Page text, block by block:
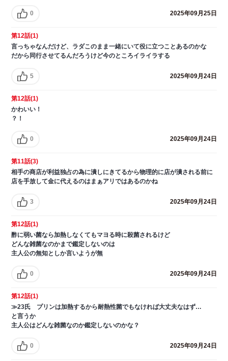
0 2025年09月25日
第12話(1)
言っちゃなんだけど、ラダこのまま一緒にいて役に立つことあるのかな
だから同行させてるんだろうけど今のところイライラする
5 2025年09月24日
第12話(1)
かわいい！
？！
0 2025年09月24日
第11話(3)
相手の商店が利益独占の為に潰しにきてるから物理的に店が潰される前に
店を手放して金に代えるのはまぁアリではあるのかね
3 2025年09月24日
第12話(1)
酢に弱い菌なら加熱しなくてもマヨる時に殺菌されるけど
どんな雑菌なのかまで鑑定しないのは
主人公の無知としか言いようが無
0 2025年09月24日
第12話(1)
≫23氏 プリンは加熱するから耐熱性菌でもなければ大丈夫なはず…
と言うか
主人公はどんな雑菌なのか鑑定しないのかな？
0 2025年09月24日